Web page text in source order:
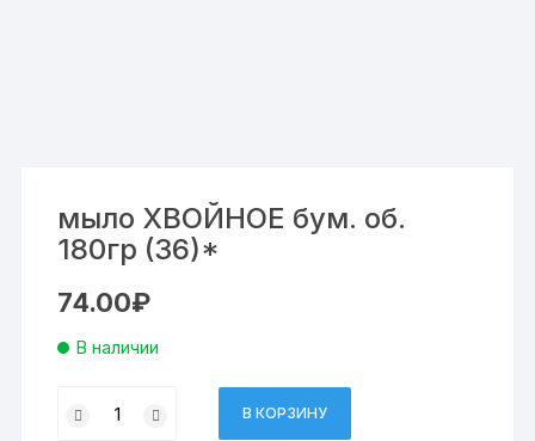
мыло ХВОЙНОЕ бум. об.
180гр (36)*
74.00₽
В наличии
товара
В КОРЗИНУ